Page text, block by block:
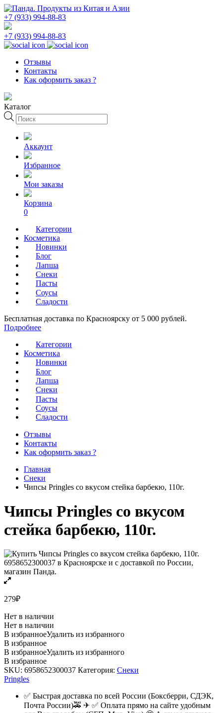
+7 (933) 994-88-83
+7 (933) 994-88-83
Отзывы
Контакты
Как оформить заказ ?
Каталог
Поиск
товаров
Аккаунт
Избранное
Мои заказы
Корзина
0
Категории
Косметика
Новинки
Блог
Лапша
Снеки
Пасты
Соусы
Сладости
Бесплатная доставка по Красноярску от 5 000 рублей.
Подробнее
Категории
Косметика
Новинки
Блог
Лапша
Снеки
Пасты
Соусы
Сладости
Отзывы
Контакты
Как оформить заказ ?
Главная
Снеки
Чипсы Pringles со вкусом стейка барбекю, 110г.
Чипсы Pringles со вкусом
стейка барбекю, 110г.
279₽
Нет в наличии
Нет в наличии
В избранноеУдалить из избранного
В избранное
В избранноеУдалить из избранного
В избранное
SKU: 6958652300037 Категория: Снеки
Pringles
✅ Быстрая доставка по всей России (Боксберри, СДЭК,
Почта России)🚕 ✈ ✅ Оплата прямо на сайте удобным